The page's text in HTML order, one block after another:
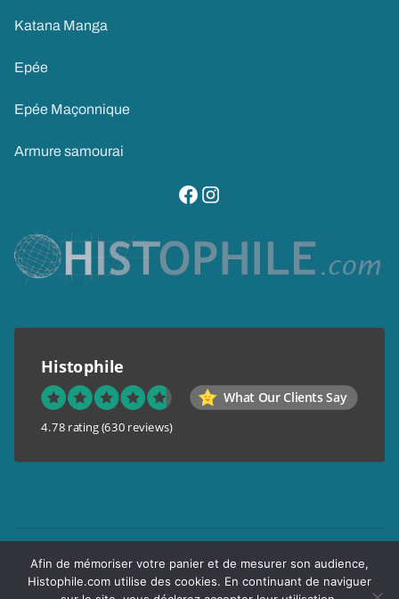
Katana Manga
Epée
Epée Maçonnique
Armure samourai
visitez notre page facebook
suivez notre compte instagram
Histophile
What Our Clients Say
4.78 rating (630 reviews)
Conditions générales de vente
Garantie de confidentialité
Afin de mémoriser votre panier et de mesurer son audience,
Histophile.com utilise des cookies. En continuant de naviguer